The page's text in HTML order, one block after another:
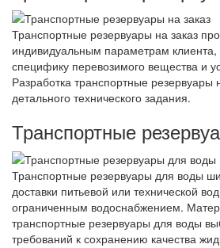
Транспортные резервуары на заказ
индивидуальным параметрам
специфику перевозимого вещества и
Разработка транспортные резервуары
детального технического задания.
Транспортные
Транспортные резервуары для воды
доставки питьевой или технической
ограниченным водоснабжением.
транспортные резервуары для воды
требований к сохранению качества